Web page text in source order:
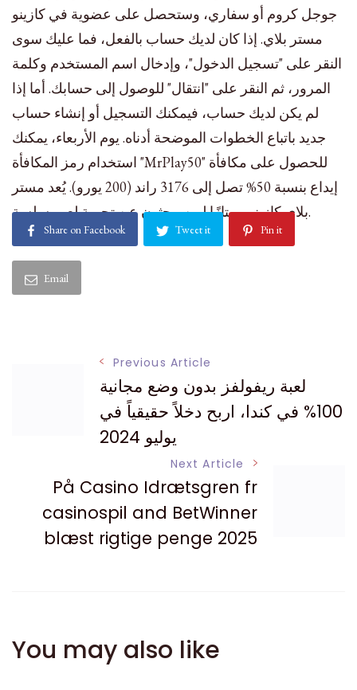
جوجل كروم أو سفاري، وستحصل على عضوية في كازينو
مستر بلاي. إذا كان لديك حساب بالفعل، فما عليك سوى
النقر على "تسجيل الدخول"، وإدخال اسم المستخدم وكلمة
المرور، ثم النقر على "انتقال" للوصول إلى حسابك. أما إذا
لم يكن لديك حساب، فيمكنك التسجيل أو إنشاء حساب
جديد باتباع الخطوات الموضحة أدناه. يوم الأربعاء، يمكنك
استخدام رمز المكافأة "MrPlay50" للحصول على مكافأة
إيداع بنسبة 50% تصل إلى 3176 راند (200 يورو). يُعد مستر
بلاي كازينو ممتازًا لمن يبحثون عن تجربة لعب سلسة.
Share on Facebook Tweet it Pin it
Email
Navigation
Previous Article
لعبة ريفولفز بدون وضع مجانية
100% في كندا، اربح دخلاً حقيقياً في
يوليو 2024
Next Article
På Casino Idrætsgren fr
casinospil and BetWinner
blæst rigtige penge 2025
You may also like